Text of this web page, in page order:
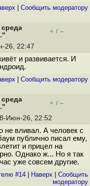
Cообщить модератору
+ / –
26, 22:47
и развивается. И
Cообщить модератору
+ / –
Июн-26, 22:52
не вливал. А человек с
публично писал ему,
и прицел на
Однако ж... Но я так
уже совсем другие.
#14 Наверх
Cообщить
модератору